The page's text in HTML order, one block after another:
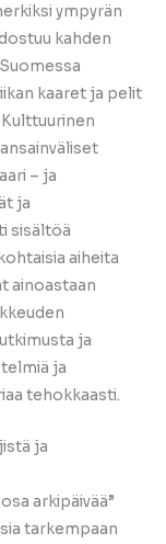
ympyrän
kahden
kaaret ja pelit
– ja
ja
sisältöä
aiheita
ainoastaan
ja
ja
tehokkaasti.
ja
arkipäivää”
tarkempaan